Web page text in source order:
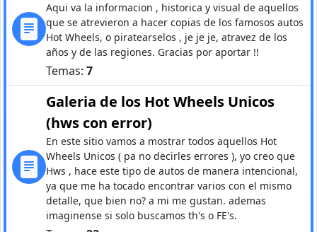
Aqui va la informacion , historica y visual de aquellos
que se atrevieron a hacer copias de los famosos autos
Hot Wheels, o piratearselos , je je je, atravez de los
años y de las regiones. Gracias por aportar !!
Temas: 7
Galeria de los Hot Wheels Unicos
(hws con error)
En este sitio vamos a mostrar todos aquellos Hot
Wheels Unicos ( pa no decirles errores ), yo creo que
Hws , hace este tipo de autos de manera intencional,
ya que me ha tocado encontrar varios con el mismo
detalle, que bien no? a mi me gustan. ademas
imaginense si solo buscamos th's o FE's.